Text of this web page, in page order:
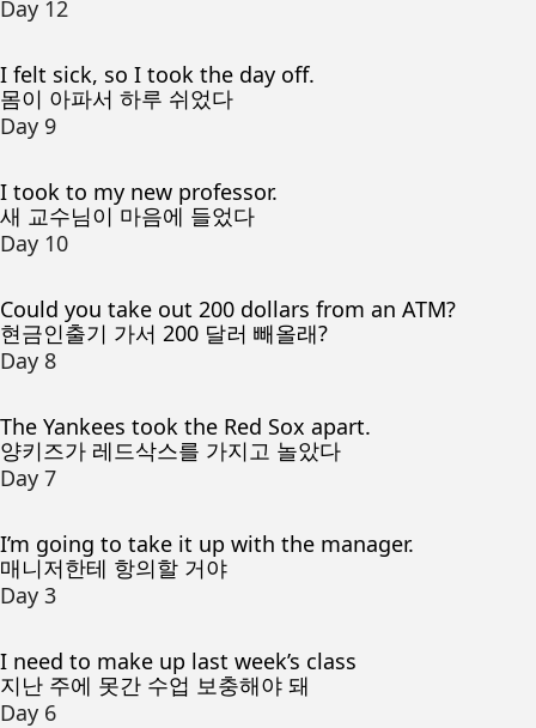
Day 12
I felt sick, so I took the day off.
몸이 아파서 하루 쉬었다
Day 9
I took to my new professor.
새 교수님이 마음에 들었다
Day 10
Could you take out 200 dollars from an ATM?
현금인출기 가서 200 달러 빼올래?
Day 8
The Yankees took the Red Sox apart.
양키즈가 레드삭스를 가지고 놀았다
Day 7
I’m going to take it up with the manager.
매니저한테 항의할 거야
Day 3
I need to make up last week’s class
지난 주에 못간 수업 보충해야 돼
Day 6